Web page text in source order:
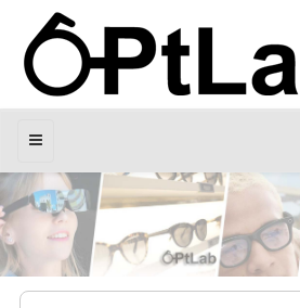
منو